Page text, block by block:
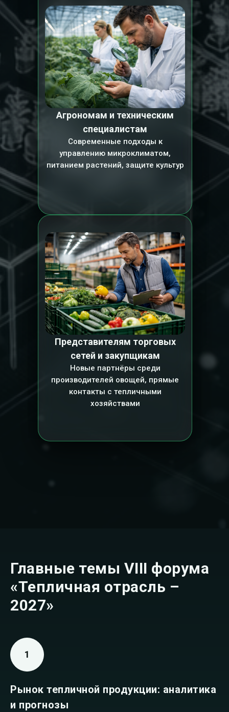
Агрономам и техническим
специалистам
Современные подходы к
управлению микроклиматом,
питанием растений, защите культур
Представителям торговых
сетей и закупщикам
Новые партнёры среди
производителей овощей, прямые
контакты с тепличными
хозяйствами
Главные темы VIII форума
«Тепличная отрасль –
2027»
Рынок тепличной продукции: аналитика
и прогнозы